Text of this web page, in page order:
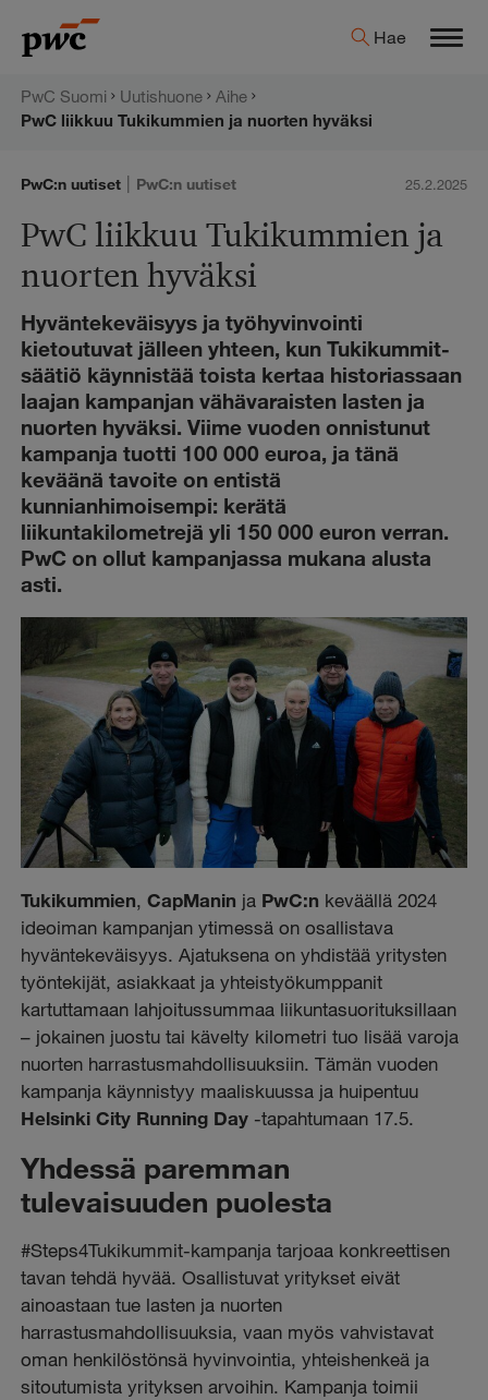
sisältöön
PwC:n
Hae
PwC Suomi Uutishuone
Aihe
PwC liikkuu Tukikummien ja nuorten hyväksi
PwC:n uutiset | PwC:n uutiset 25.2.2025
PwC liikkuu Tukikummien ja
nuorten hyväksi
Hyväntekeväisyys ja työhyvinvointi
kietoutuvat jälleen yhteen, kun Tukikummit-
säätiö käynnistää toista kertaa historiassaan
laajan kampanjan vähävaraisten lasten ja
nuorten hyväksi. Viime vuoden onnistunut
kampanja tuotti 100 000 euroa, ja tänä
keväänä tavoite on entistä
kunnianhimoisempi: kerätä
liikuntakilometrejä yli 150 000 euron verran.
PwC on ollut kampanjassa mukana alusta
asti.
Tukikummien,CapManin ja PwC:n keväällä 2024
ideoiman kampanjan ytimessä on osallistava
hyväntekeväisyys. Ajatuksena on yhdistää yritysten
työntekijät, asiakkaat ja yhteistyökumppanit
kartuttamaan lahjoitussummaa liikuntasuorituksillaan
– jokainen juostu tai kävelty kilometri tuo lisää varoja
nuorten harrastusmahdollisuuksiin. Tämän vuoden
kampanja käynnistyy maaliskuussa ja huipentuu
Helsinki City Running Day -tapahtumaan 17.5.
Yhdessä paremman
tulevaisuuden puolesta
#Steps4Tukikummit-kampanja tarjoaa konkreettisen
tavan tehdä hyvää. Osallistuvat yritykset eivät
ainoastaan tue lasten ja nuorten
harrastusmahdollisuuksia, vaan myös vahvistavat
oman henkilöstönsä hyvinvointia, yhteishenkeä ja
sitoutumista yrityksen arvoihin. Kampanja toimii